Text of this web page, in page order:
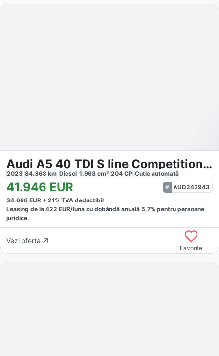
Audi A5 40 TDI S line Competition Plus
2023 84.368 km Diesel 1.968 cm³ 204 CP Cutie automată
41.946 EUR
AUD242943
34.666 EUR + 21% TVA deductibil
Leasing de la 422 EUR/luna cu dobăndă anuală 5,7% pentru persoane
juridice.
Vezi oferta
Favorite